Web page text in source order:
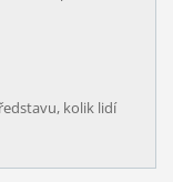
kolik lidí